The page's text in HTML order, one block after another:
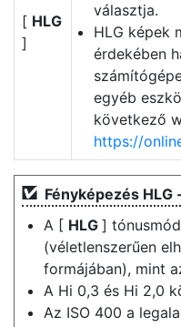
[ HLG
]
választja.
HLG képek
érdekében
egyéb
következő
https://
Fényképezés HLG
A [ HLG ]
(véletlenszerűen
formájában), mint
A Hi 0,3 és Hi 2,0
Az ISO 400 a